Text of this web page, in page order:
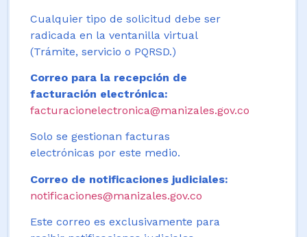
Cualquier tipo de solicitud debe ser
radicada en la ventanilla virtual
(Trámite, servicio o PQRSD.)
Correo para la recepción de
facturación electrónica:
facturacionelectronica@manizales.gov.co
Solo se gestionan facturas
electrónicas por este medio.
Correo de notificaciones judiciales:
notificaciones@manizales.gov.co
Este correo es exclusivamente para